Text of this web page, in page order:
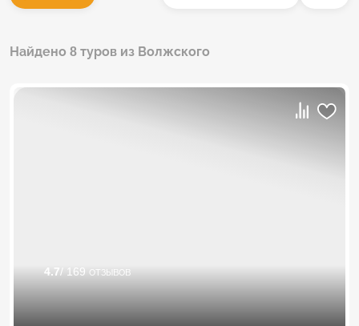
Найдено 8 туров из Волжского
4.7/ 169 отзывов